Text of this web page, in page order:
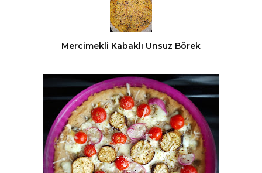
Mercimekli Kabaklı Unsuz Börek